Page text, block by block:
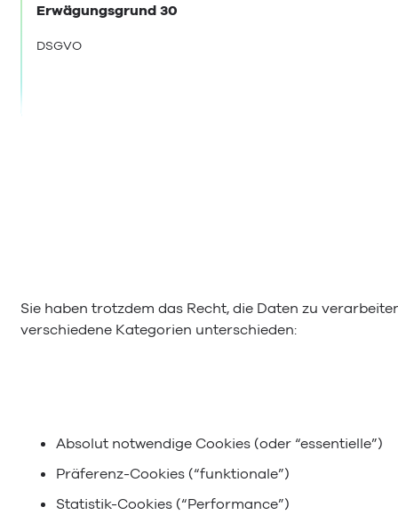
Erwägungsgrund 30
DSGVO
Sie haben trotzdem das Recht, die Daten zu
verschiedene Kategorien unterschieden:
Absolut notwendige Cookies (oder “essentielle”)
Präferenz-Cookies (“funktionale”)
Statistik-Cookies (“Performance”)